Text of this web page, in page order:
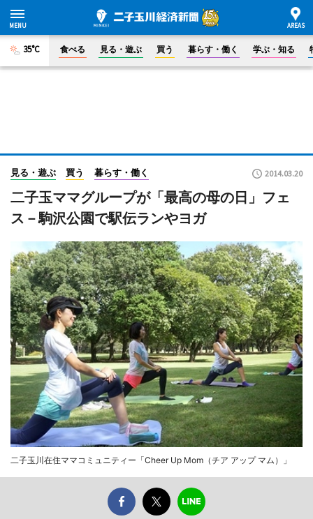
35°C 食べる 見る・遊ぶ 買う 暮らす・働く 学ぶ・知る
見る・遊ぶ 買う 暮らす・働く 2014.03.20
二子玉ママグループが「最高の母の日」フェ
ス－駒沢公園で駅伝ランやヨガ
二子玉川在住ママコミュニティー「Cheer Up Mom（チア アップ マム）」